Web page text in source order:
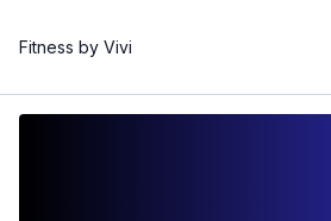
Fitness by Vivi